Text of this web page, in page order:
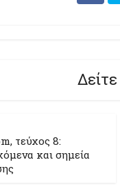
τεύχος 8:
και σημεία